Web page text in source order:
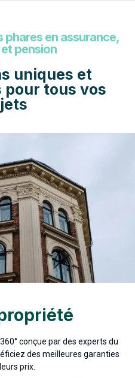
phares en assurance,
pension
uniques et
pour tous vos
conçue par des experts du
des meilleures garanties
prix.